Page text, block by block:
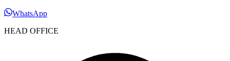
WhatsApp
HEAD OFFICE